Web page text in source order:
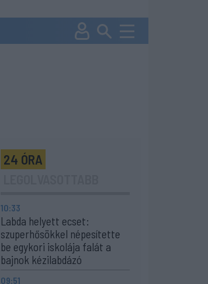
24 ÓRA
10:33
Labda helyett ecset:
szuperhősökkel népesítette
be egykori iskolája falát a
bajnok kézilabdázó
09:51